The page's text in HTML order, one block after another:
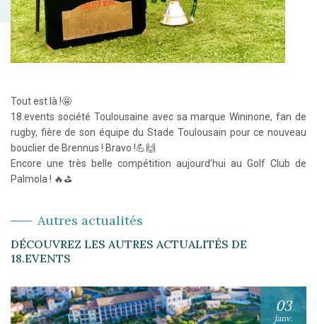
Tout est là !🤩
18.events société Toulousaine avec sa marque Wininone, fan de
rugby, fière de son équipe du Stade Toulousain pour ce nouveau
bouclier de Brennus ! Bravo !💪🙌
Encore une très belle compétition aujourd’hui au Golf Club de
Palmola ! 🔥⛳
Autres actualités
DÉCOUVREZ LES AUTRES ACTUALITÉS DE
18.EVENTS
03
janv.